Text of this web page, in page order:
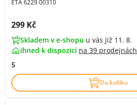
ETA 6229 00310
Cena s DPH:
299 Kč
Skladem v e-shopu u vás již 11. 8.
ihned k dispozici na 39 prodejnách
5
Do košíku